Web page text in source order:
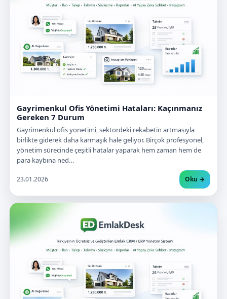
Gayrimenkul Ofis Yönetimi Hataları: Kaçınmanız
Gereken 7 Durum
Gayrimenkul ofis yönetimi, sektördeki rekabetin artmasıyla
birlikte giderek daha karmaşık hale geliyor. Birçok profesyonel,
yönetim sürecinde çeşitli hatalar yaparak hem zaman hem de
para kaybına ned…
23.01.2026 Oku →